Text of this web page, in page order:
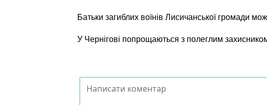
Батьки загиблих воїнів Лисичанської громади
У Чернігові попрощаються з полеглим